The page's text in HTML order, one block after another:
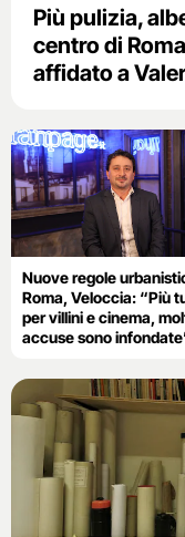
Più pulizia,
centro di
affidato a
Nuove regole
Roma, Veloccia: “Più
per villini e cinema,
accuse sono